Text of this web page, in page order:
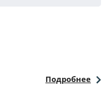
Подробнее